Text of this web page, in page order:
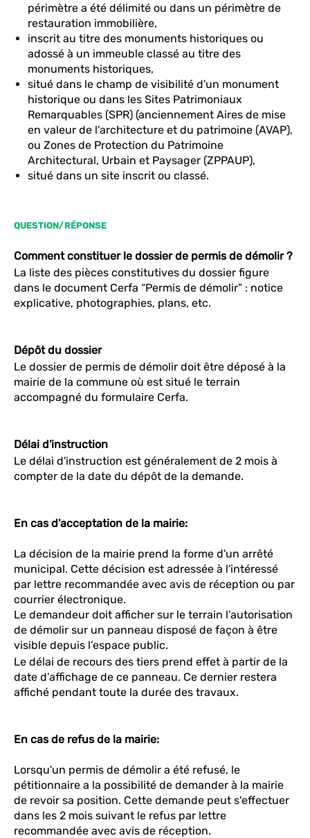
périmètre a été délimité ou dans un périmètre de
restauration immobilière,
inscrit au titre des monuments historiques ou
adossé à un immeuble classé au titre des
monuments historiques,
situé dans le champ de visibilité d'un monument
historique ou dans les Sites Patrimoniaux
Remarquables (SPR) (anciennement Aires de mise
en valeur de l'architecture et du patrimoine (AVAP),
ou Zones de Protection du Patrimoine
Architectural, Urbain et Paysager (ZPPAUP),
situé dans un site inscrit ou classé.
QUESTION/RÉPONSE
Comment constituer le dossier de permis de démolir ?
La liste des pièces constitutives du dossier figure
dans le document Cerfa “Permis de démolir” : notice
explicative, photographies, plans, etc.
Dépôt du dossier
Le dossier de permis de démolir doit être déposé à la
mairie de la commune où est situé le terrain
accompagné du formulaire Cerfa.
Délai d'instruction
Le délai d'instruction est généralement de 2 mois à
compter de la date du dépôt de la demande.
En cas d'acceptation de la mairie:
La décision de la mairie prend la forme d'un arrêté
municipal. Cette décision est adressée à l'intéressé
par lettre recommandée avec avis de réception ou par
courrier électronique.
Le demandeur doit afficher sur le terrain l’autorisation
de démolir sur un panneau disposé de façon à être
visible depuis l’espace public.
Le délai de recours des tiers prend effet à partir de la
date d’affichage de ce panneau. Ce dernier restera
affiché pendant toute la durée des travaux.
En cas de refus de la mairie:
Lorsqu'un permis de démolir a été refusé, le
pétitionnaire a la possibilité de demander à la mairie
de revoir sa position. Cette demande peut s'effectuer
dans les 2 mois suivant le refus par lettre
recommandée avec avis de réception.